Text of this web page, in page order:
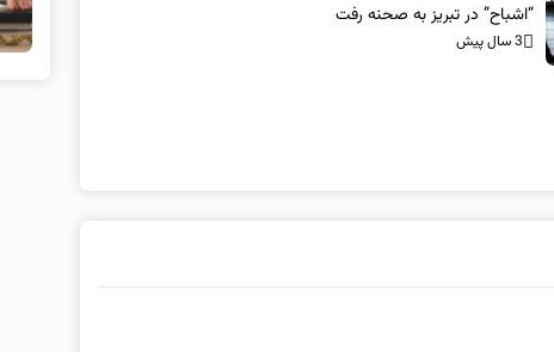
“اشباح” در تبریز به صحنه رفت
3 سال پیش